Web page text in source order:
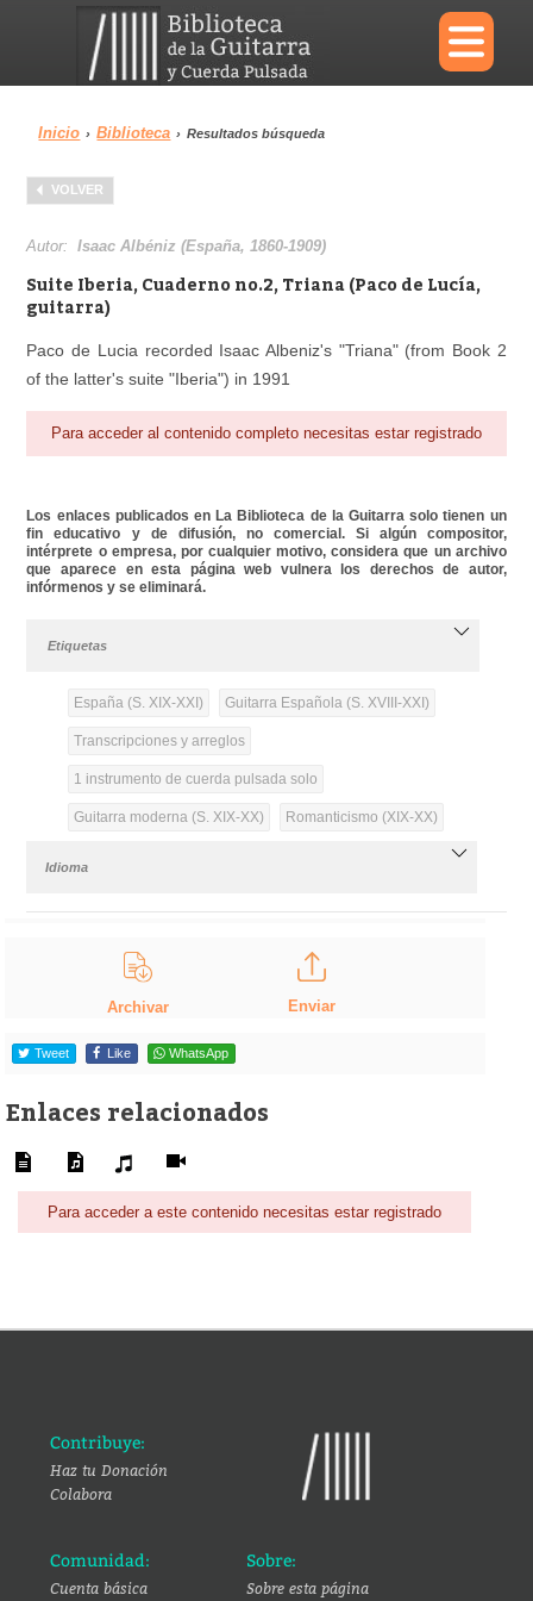
×
Menu
Biblioteca
Reproductor
Inicio › Biblioteca › Resultados búsqueda
VOLVER
Autor:Isaac Albéniz (España, 1860-1909)
Suite Iberia, Cuaderno no.2, Triana (Paco de Lucía,
guitarra)
Paco de Lucia recorded Isaac Albeniz's "Triana" (from Book 2
of the latter's suite "Iberia") in 1991
Para acceder al contenido completo necesitas estar registrado
Los enlaces publicados en La Biblioteca de la Guitarra solo tienen un
fin educativo y de difusión, no comercial. Si algún compositor,
intérprete o empresa, por cualquier motivo, considera que un archivo
que aparece en esta página web vulnera los derechos de autor,
infórmenos y se eliminará.
Etiquetas
España (S. XIX-XXI) Guitarra Española (S. XVIII-XXI)
Transcripciones y arreglos
1 instrumento de cuerda pulsada solo
Guitarra moderna (S. XIX-XX) Romanticismo (XIX-XX)
Idioma
Archivar Enviar
Tweet Like WhatsApp
Enlaces relacionados
Para acceder a este contenido necesitas estar registrado
Contribuye:
Haz tu Donación
Colabora
Comunidad:
Cuenta básica
Sobre:
Sobre esta página